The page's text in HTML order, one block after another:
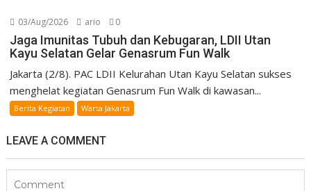
03/Aug/2026 ario 0
Jaga Imunitas Tubuh dan Kebugaran, LDII Utan
Kayu Selatan Gelar Genasrum Fun Walk
Jakarta (2/8). PAC LDII Kelurahan Utan Kayu Selatan sukses
menghelat kegiatan Genasrum Fun Walk di kawasan...
Berita Kegiatan Warta Jakarta
LEAVE A COMMENT